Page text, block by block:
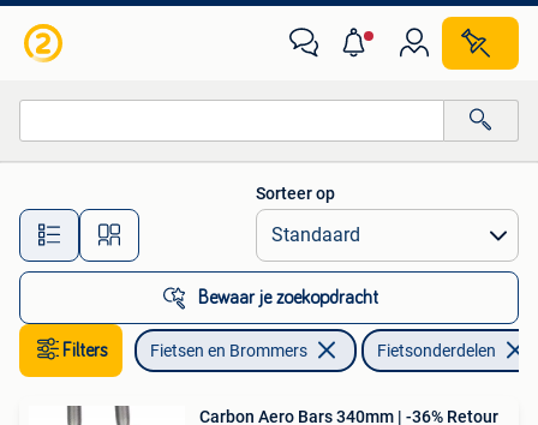
Alle afstanden…
Sorteer op
Bewaar je zoekopdracht
Filters Fietsen en Brommers Fietsonderdelen
Carbon Aero Bars 340mm | -36% Retour